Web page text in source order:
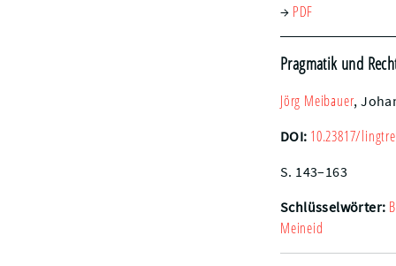
→ PDF
Pragmatik und
Jörg Meibauer,
DOI: 10.23817/
S. 143–163
Schlüsselwörter:
Meineid